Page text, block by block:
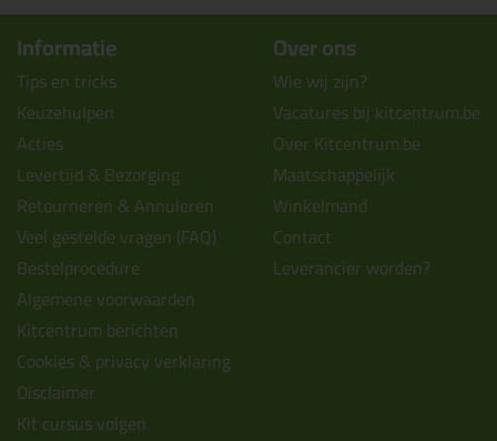
Informatie
Tips en tricks
Keuzehulpen
Acties
Levertijd & Bezorging
Retourneren & Annuleren
Veel gestelde vragen (FAQ)
Bestelprocedure
Algemene voorwaarden
Kitcentrum berichten
Cookies & privacy verklaring
Disclaimer
Kit cursus volgen
Over ons
Wie wij zijn?
Vacatures bij kitcentrum.be
Over Kitcentrum.be
Maatschappelijk
Winkelmand
Contact
Leverancier worden?